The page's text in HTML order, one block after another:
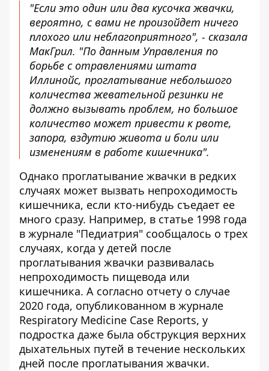
"Если это один или два кусочка жвачки,
вероятно, с вами не произойдет ничего
плохого или неблагоприятного", - сказала
МакГрил. "По данным Управления по
борьбе с отравлениями штата
Иллинойс, проглатывание небольшого
количества жевательной резинки не
должно вызывать проблем, но большое
количество может привести к рвоте,
запора, вздутию живота и боли или
изменениям в работе кишечника".
Однако проглатывание жвачки в редких
случаях может вызвать непроходимость
кишечника, если кто-нибудь съедает ее
много сразу. Например, в статье 1998 года
в журнале "Педиатрия" сообщалось о трех
случаях, когда у детей после
проглатывания жвачки развивалась
непроходимость пищевода или
кишечника. А согласно отчету о случае
2020 года, опубликованном в журнале
Respiratory Medicine Case Reports, у
подростка даже была обструкция верхних
дыхательных путей в течение нескольких
дней после проглатывания жвачки.